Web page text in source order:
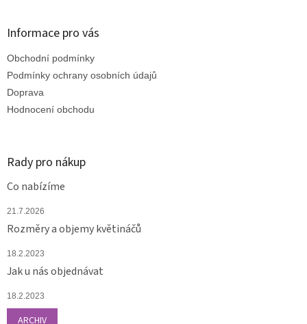
Informace pro vás
Obchodní podmínky
Podmínky ochrany osobních údajů
Doprava
Hodnocení obchodu
Rady pro nákup
Co nabízíme
21.7.2026
Rozměry a objemy květináčů
18.2.2023
Jak u nás objednávat
18.2.2023
ARCHIV